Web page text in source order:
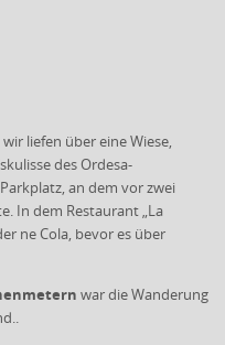
liefen über eine Wiese,
des Ordesa-
an dem vor zwei
In dem Restaurant „La
ne Cola, bevor es über
war die Wanderung